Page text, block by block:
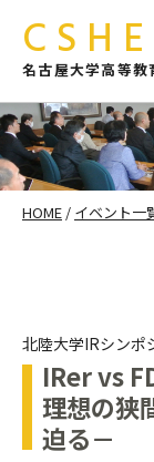
CSHE
名古屋大学高等教
HOME / イベント一
北陸大学IRシンポ
IRer vs
理想の狭
迫る－